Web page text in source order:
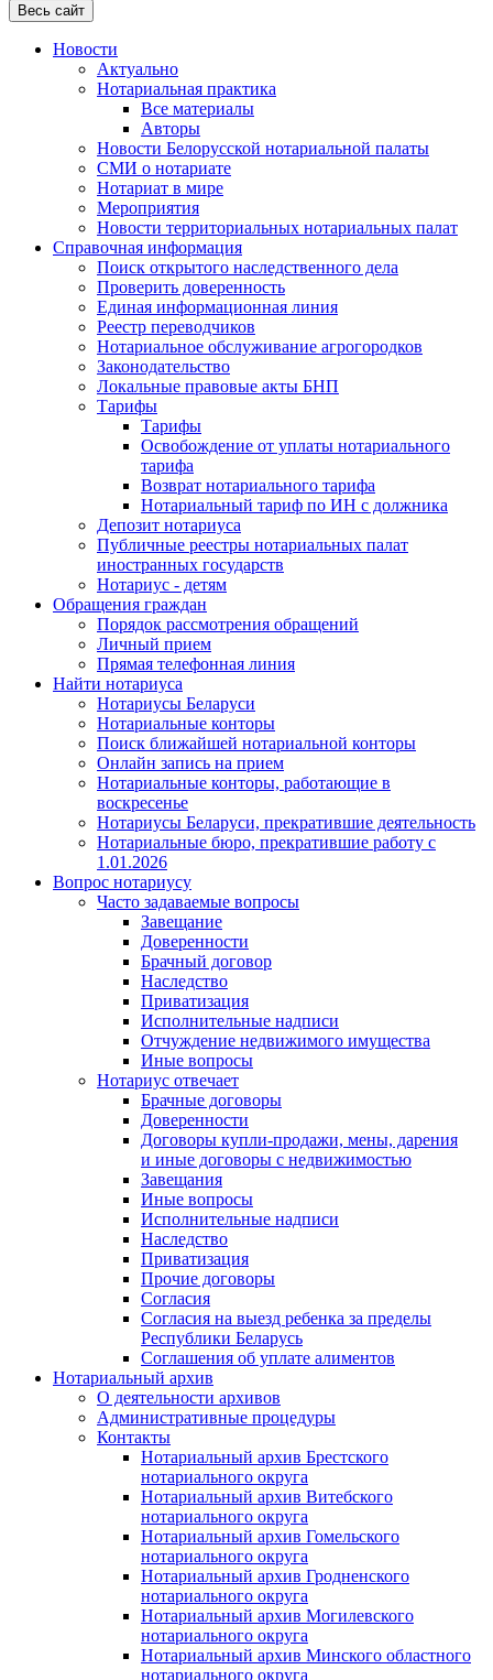
Весь сайт
Новости
Актуально
Нотариальная практика
Все материалы
Авторы
Новости Белорусской нотариальной палаты
СМИ о нотариате
Нотариат в мире
Мероприятия
Новости территориальных нотариальных палат
Справочная информация
Поиск открытого наследственного дела
Проверить доверенность
Единая информационная линия
Реестр переводчиков
Нотариальное обслуживание агрогородков
Законодательство
Локальные правовые акты БНП
Тарифы
Тарифы
Освобождение от уплаты нотариального
тарифа
Возврат нотариального тарифа
Нотариальный тариф по ИН с должника
Депозит нотариуса
Публичные реестры нотариальных палат
иностранных государств
Нотариус - детям
Обращения граждан
Порядок рассмотрения обращений
Личный прием
Прямая телефонная линия
Найти нотариуса
Нотариусы Беларуси
Нотариальные конторы
Поиск ближайшей нотариальной конторы
Онлайн запись на прием
Нотариальные конторы, работающие в
воскресенье
Нотариусы Беларуси, прекратившие деятельность
Нотариальные бюро, прекратившие работу с
1.01.2026
Вопрос нотариусу
Часто задаваемые вопросы
Завещание
Доверенности
Брачный договор
Наследство
Приватизация
Исполнительные надписи
Отчуждение недвижимого имущества
Иные вопросы
Нотариус отвечает
Брачные договоры
Доверенности
Договоры купли-продажи, мены, дарения
и иные договоры с недвижимостью
Завещания
Иные вопросы
Исполнительные надписи
Наследство
Приватизация
Прочие договоры
Согласия
Согласия на выезд ребенка за пределы
Республики Беларусь
Соглашения об уплате алиментов
Нотариальный архив
О деятельности архивов
Административные процедуры
Контакты
Нотариальный архив Брестского
нотариального округа
Нотариальный архив Витебского
нотариального округа
Нотариальный архив Гомельского
нотариального округа
Нотариальный архив Гродненского
нотариального округа
Нотариальный архив Могилевского
нотариального округа
Нотариальный архив Минского областного
нотариального округа